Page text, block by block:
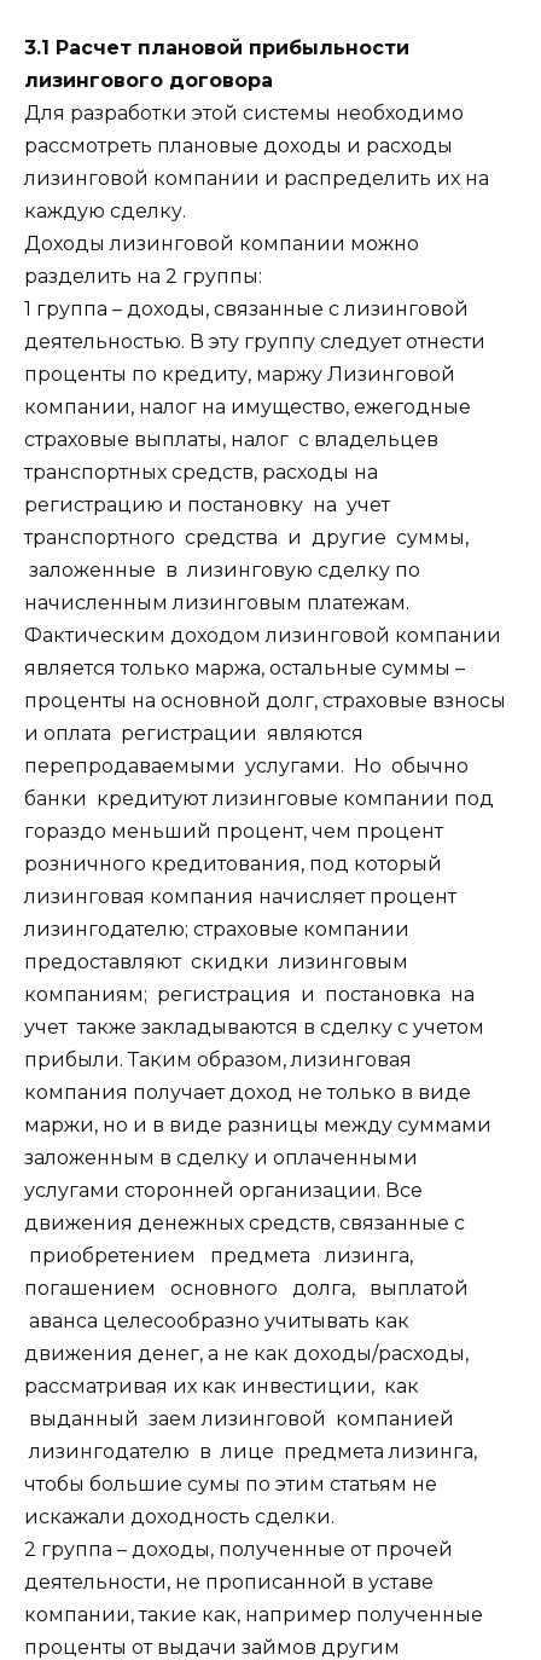
3.1 Расчет плановой прибыльности
лизингового договора
Для разработки этой системы необходимо
рассмотреть плановые доходы и расходы
лизинговой компании и распределить их на
каждую сделку.
Доходы лизинговой компании можно
разделить на 2 группы:
1 группа – доходы, связанные с лизинговой
деятельностью. В эту группу следует отнести
проценты по кредиту, маржу Лизинговой
компании, налог на имущество, ежегодные
страховые выплаты, налог с владельцев
транспортных средств, расходы на
регистрацию и постановку на учет
транспортного средства и другие суммы,
заложенные в лизинговую сделку по
начисленным лизинговым платежам.
Фактическим доходом лизинговой компании
является только маржа, остальные суммы –
проценты на основной долг, страховые взносы
и оплата регистрации являются
перепродаваемыми услугами. Но обычно
банки кредитуют лизинговые компании под
гораздо меньший процент, чем процент
розничного кредитования, под который
лизинговая компания начисляет процент
лизингодателю; страховые компании
предоставляют скидки лизинговым
компаниям; регистрация и постановка на
учет также закладываются в сделку с учетом
прибыли. Таким образом, лизинговая
компания получает доход не только в виде
маржи, но и в виде разницы между суммами
заложенным в сделку и оплаченными
услугами сторонней организации. Все
движения денежных средств, связанные с
приобретением предмета лизинга,
погашением основного долга, выплатой
аванса целесообразно учитывать как
движения денег, а не как доходы/расходы,
рассматривая их как инвестиции, как
выданный заем лизинговой компанией
лизингодателю в лице предмета лизинга,
чтобы большие сумы по этим статьям не
искажали доходность сделки.
2 группа – доходы, полученные от прочей
деятельности, не прописанной в уставе
компании, такие как, например полученные
проценты от выдачи займов другим